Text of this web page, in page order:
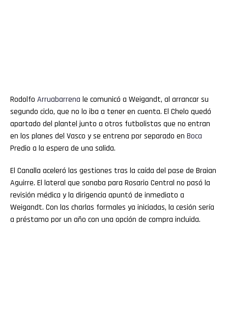
Rodolfo Arruabarrena le comunicó a Weigandt, al arrancar su
segundo ciclo, que no lo iba a tener en cuenta. El Chelo quedó
apartado del plantel junto a otros futbolistas que no entran
en los planes del Vasco y se entrena por separado en Boca
Predio a la espera de una salida.
El Canalla aceleró las gestiones tras la caída del pase de Braian
Aguirre. El lateral que sonaba para Rosario Central no pasó la
revisión médica y la dirigencia apuntó de inmediato a
Weigandt. Con las charlas formales ya iniciadas, la cesión sería
a préstamo por un año con una opción de compra incluida.